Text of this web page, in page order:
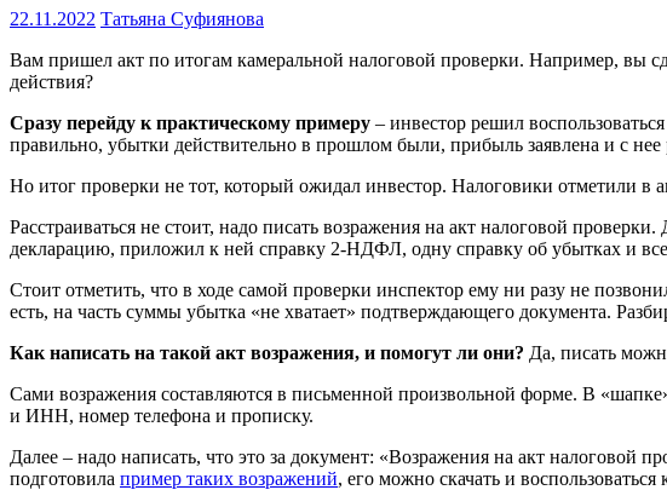
22.11.2022 Татьяна Суфиянова
Вам пришел акт по итогам камеральной налоговой проверки. Например, вы
действия?
Сразу перейду к практическому примеру – инвестор решил
правильно, убытки действительно в прошлом были, прибыль заявлена и с
Но итог проверки не тот, который ожидал инвестор. Налоговики отметили в
Расстраиваться не стоит, надо писать возражения на акт налоговой
декларацию, приложил к ней справку 2-НДФЛ, одну справку об убытках и
Стоит отметить, что в ходе самой проверки инспектор ему ни разу не
есть, на часть суммы убытка «не хватает» подтверждающего документа.
Как написать на такой акт возражения, и помогут ли они? Да, писать
Сами возражения составляются в письменной произвольной форме. В
и ИНН, номер телефона и прописку.
Далее – надо написать, что это за документ: «Возражения на акт
подготовила пример таких возражений, его можно скачать и